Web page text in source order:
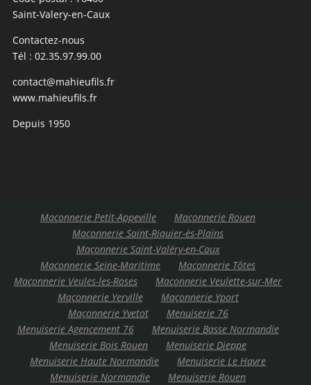
Saint-Valery-en-Caux
Contactez-nous
Tél : 02.35.97.99.00
contact@mahieufils.fr
www.mahieufils.fr
Depuis 1950
Maçonnerie Petit-Appeville
Maçonnerie Rouen
Maçonnerie Saint-Riquier-ès-Plains
Maçonnerie Saint-Valéry-en-Caux
Maçonnerie Seine-Maritime
Maçonnerie Tôtes
Maçonnerie Veules-les-Roses
Maçonnerie Veulette-sur-Mer
Maçonnerie Yerville
Maçonnerie Yport
Maçonnerie Yvetot
Menuiserie 76
Menuiserie Agencement 76
Menuiserie Basse Normandie
Menuiserie Bois Rouen
Menuiserie Dieppe
Menuiserie Haute Normandie
Menuiserie Le Havre
Menuiserie Normandie
Menuiserie Rouen